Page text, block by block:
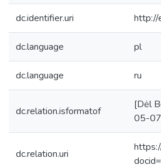
dc.identifier.uri http://
dc.language pl
dc.language ru
dc.relation.isformatof
[Dėl
05-
dc.relation.uri